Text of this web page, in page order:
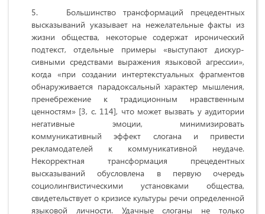
Большинство трансформаций прецедентных
высказываний указывает на нежелательные факты из
жизни общества, некоторые содержат иронический
подтекст, отдельные примеры «выступают дискур­
сивными средствами выражения языковой агрессии»,
когда «при создании интертекстуальных фрагментов
обнаруживается парадоксальный характер мышления,
пренебрежение к тради­ционным нравственным
ценностям» [3, с. 114], что может вызвать у аудитории
негативные эмоции, минимизировать
коммуникативный эффект слогана и привести
рекламодателей к коммуникативной неудаче.
Некорректная трансформация прецедентных
высказываний обусловлена в первую очередь
социолингвистическими установками общества,
свидетельствует о кризисе культуры речи определенной
языковой личности. Удачные слоганы не только